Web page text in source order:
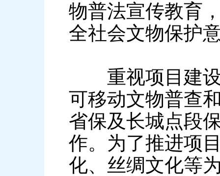
物普法宣传教育
全社会文物保护
重视项目建设
可移动文物普查
省保及长城点段
作。为了推进项
化、丝绸文化等